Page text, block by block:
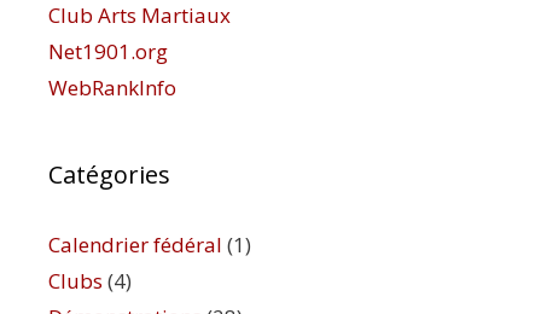
Club Arts Martiaux
Net1901.org
WebRankInfo
Catégories
Calendrier fédéral (1)
Clubs (4)